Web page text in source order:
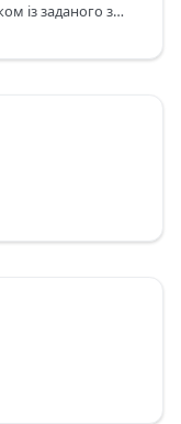
Створює 8-розрядне ціле число зі знаком із заданого значення.